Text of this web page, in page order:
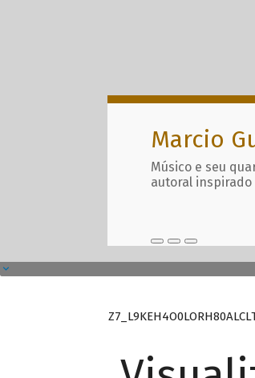
Marcio
Músico e seu
autoral inspirado